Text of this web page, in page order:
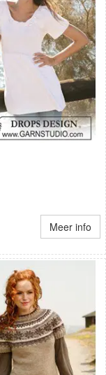
Meer info